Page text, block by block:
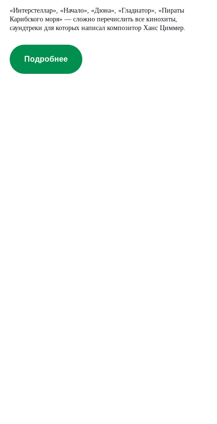
«Интерстеллар», «Начало», «Дюна», «Гладиатор», «Пираты
Карибского моря» — сложно перечислить все кинохиты,
саундтреки для которых написал композитор Ханс Циммер.
Подробнее